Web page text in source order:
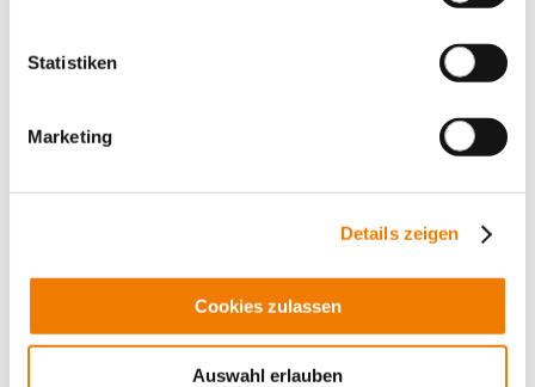
Statistiken
Marketing
Details zeigen
Cookies zulassen
Auswahl erlauben
Plus